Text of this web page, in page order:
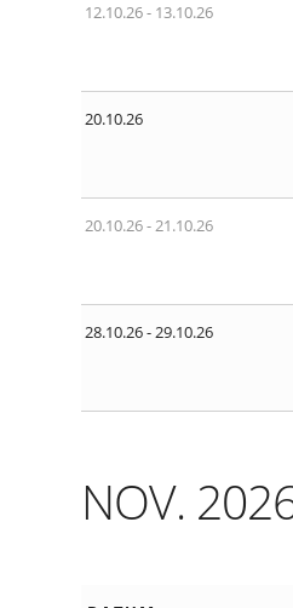
12.10.26 - 13.10.26
20.10.26
20.10.26 - 21.10.26
28.10.26 - 29.10.26
NOV.